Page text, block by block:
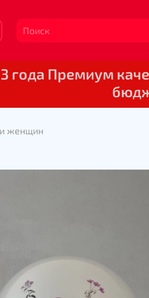
года Премиум
женщин